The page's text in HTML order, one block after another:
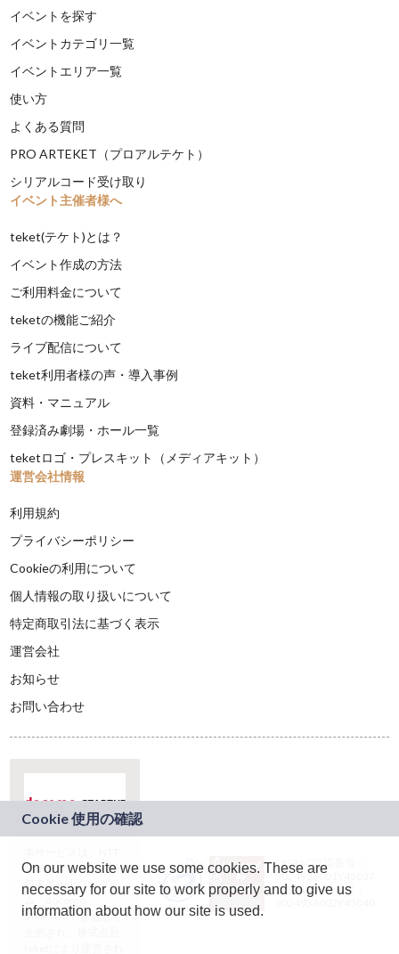
イベントを探す
イベントカテゴリ一覧
イベントエリア一覧
使い方
よくある質問
PRO ARTEKET（プロアルテケト）
シリアルコード受け取り
イベント主催者様へ
teket(テケト)とは？
イベント作成の方法
ご利用料金について
teketの機能ご紹介
ライブ配信について
teket利用者様の声・導入事例
資料・マニュアル
登録済み劇場・ホール一覧
teketロゴ・プレスキット（メディアキット）
運営会社情報
利用規約
プライバシーポリシー
Cookieの利用について
個人情報の取り扱いについて
特定商取引法に基づく表示
運営会社
お知らせ
お問い合わせ
ドコモグループの新
規事業創出プログラ
ム「docomo
STARTUP」を通じて
JASRAC許諾番号：
9024936001Y45037
JASRAC許諾番号：
On our website we use some cookies. These are
necessary for our site to work properly and to give us
information about how our site is used.